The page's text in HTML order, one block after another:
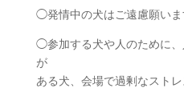
◯発情中の犬はご遠慮願いま
◯参加する犬や人のために
が
ある犬、会場で過剰なスト